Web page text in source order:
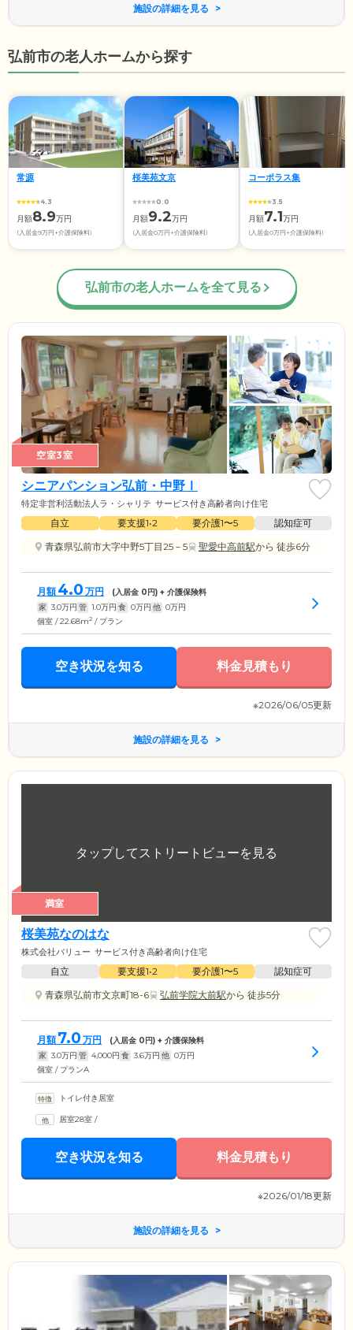
施設の詳細を見る
弘前市の老人ホームから探す
常源
4.3
月額8.9万円
(入居金9万円+介護保険料)
桜美苑文京
0.0
月額9.2万円
(入居金0万円+介護保険料)
コーポラス集
3.5
月額7.1万円
(入居金0万円+介護保険料)
弘前市の老人ホームを全て見る
空室3室
シニアパンション弘前・中野Ⅰ
特定非営利活動法人ラ・シャリテ サービス付き高齢者向け住宅
自立 要支援1•2 要介護1〜5
認知症可
青森県弘前市大字中野5丁目25－5
聖愛中高前駅から 徒歩6分
月額 4.0 万円 (入居金 0円) + 介護保険料
家 3.0万円 管 1.0万円 食 0万円 他 0万円
個室 / 22.68m2 / プラン
空き状況を知る 料金見積もり
※2026/06/05更新
施設の詳細を見る
満室
桜美苑なのはな
株式会社バリュー サービス付き高齢者向け住宅
自立 要支援1•2 要介護1〜5
認知症可
青森県弘前市文京町18-6
弘前学院大前駅から 徒歩5分
月額 7.0 万円 (入居金 0円) + 介護保険料
家 3.0万円 管 4,000円 食 3.6万円 他 0万円
個室 / プランA
トイレ付き居室
居室28室 /
空き状況を知る 料金見積もり
※2026/01/18更新
施設の詳細を見る